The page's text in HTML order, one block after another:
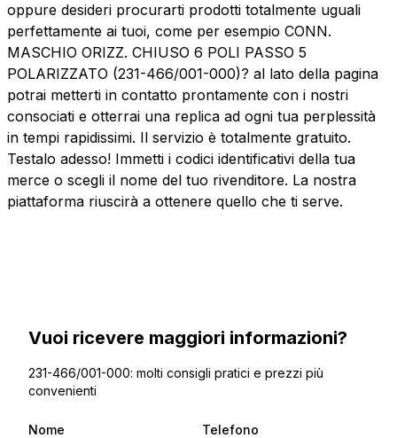
oppure desideri procurarti prodotti totalmente uguali
perfettamente ai tuoi, come per esempio CONN.
MASCHIO ORIZZ. CHIUSO 6 POLI PASSO 5
POLARIZZATO (231-466/001-000)? al lato della pagina
potrai metterti in contatto prontamente con i nostri
consociati e otterrai una replica ad ogni tua perplessità
in tempi rapidissimi. Il servizio è totalmente gratuito.
Testalo adesso! Immetti i codici identificativi della tua
merce o scegli il nome del tuo rivenditore. La nostra
piattaforma riuscirà a ottenere quello che ti serve.
Vuoi ricevere maggiori informazioni?
231-466/001-000: molti consigli pratici e prezzi più
convenienti
Nome Telefono